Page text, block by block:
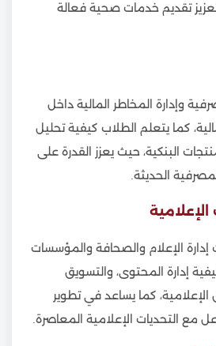
تقديم خدمات صحية فعالة
وإدارة المخاطر المالية داخل
كما يتعلم الطلاب كيفية تحليل
البنكية، حيث يعزز القدرة على
الحديثة.
الإعلام والصحافة والمؤسسات
إدارة المحتوى، والتسويق
الإعلامية، كما يساعد في تطوير
مع التحديات الإعلامية المعاصرة.